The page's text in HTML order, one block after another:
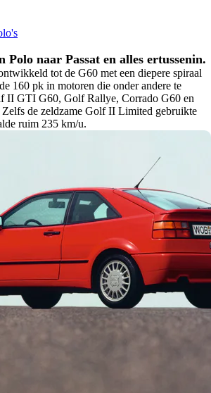
Polo naar Passat en alles ertussenin.
tot de G60 met een diepere spiraal
160 pk in motoren die onder andere te
II GTI G60, Golf Rallye, Corrado G60 en
de zeldzame Golf II Limited gebruikte
ruim 235 km/u.